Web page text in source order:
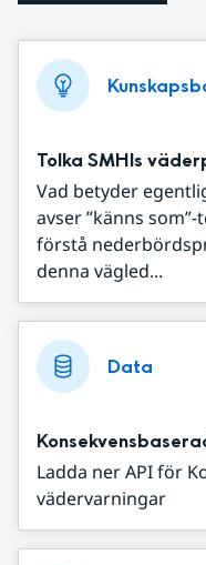
Tolka SMHIs
Vad betyder
avser ”känns
förstå
denna vägled...
Data
Ladda ner API för
vädervarningar